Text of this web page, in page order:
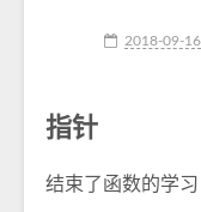
2018-09-16
指针
结束了函数的学